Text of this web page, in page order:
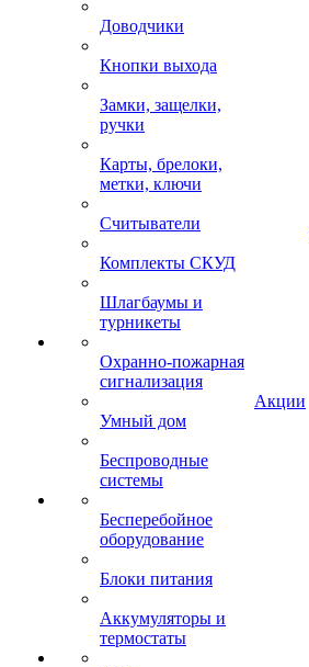
Доводчики
Кнопки выхода
Замки, защелки,
ручки
Карты, брелоки,
метки, ключи
Считыватели
Комплекты СКУД
Шлагбаумы и
турникеты
Охранно-пожарная
сигнализация
Умный дом
Беспроводные
системы
Бесперебойное
оборудование
Блоки питания
Аккумуляторы и
термостаты
Акции